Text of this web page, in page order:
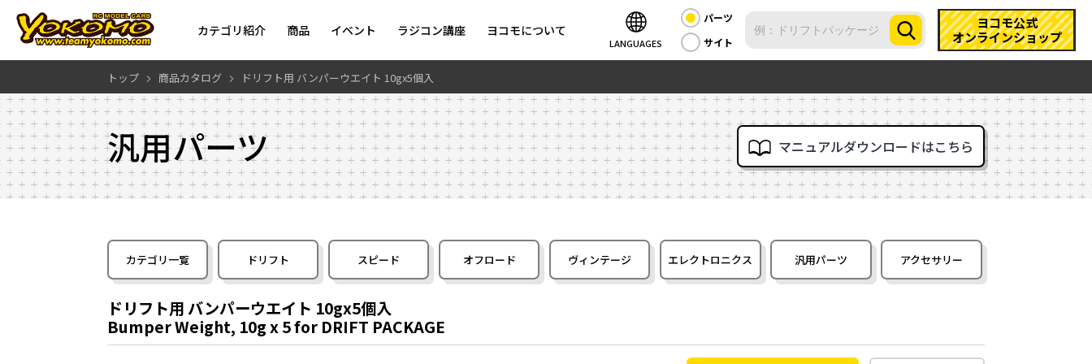
カテゴリ紹介 商品 イベント ラジコン講座 ヨコモについて
LANGUAGES
パーツ
サイト
ヨコモ公式
オンラインショップ
トップ 商品カタログ ドリフト用 バンパーウエイト 10gx5個入
汎用パーツ マニュアルダウンロードはこちら
カテゴリ一覧 ドリフト スピード オフロード ヴィンテージ エレクトロニクス 汎用パーツ アクセサリー
ドリフト用 バンパーウエイト 10gx5個入
Bumper Weight, 10g x 5 for DRIFT PACKAGE